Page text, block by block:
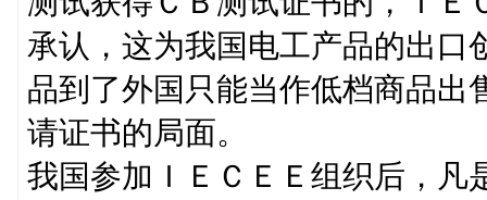
承认，这为我国电工产品的出口
品到了外国只能当作低档商品出
请证书的局面。
我国参加ＩＥＣＥＥ组织后，凡